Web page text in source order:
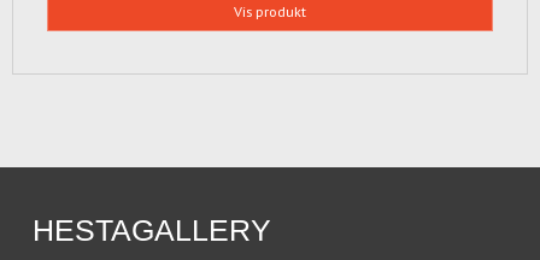
Vis produkt
HESTAGALLERY